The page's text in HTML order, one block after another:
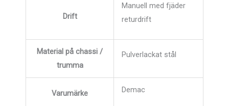
Drift
Manuell med fjäder
returdrift
Material på chassi /
trumma
Pulverlackat stål
Varumärke Demac